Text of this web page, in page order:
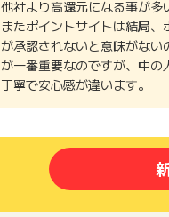
他社より高還元になる事が多
またポイントサイトは結局、
が承認されないと意味がな
が一番重要なのですが、中の
丁寧で安心感が違います。